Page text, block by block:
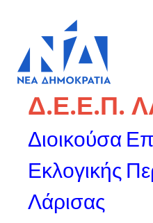
Δ.Ε.Ε.Π.
Διοικούσα
Εκλογικής
Λάρισας